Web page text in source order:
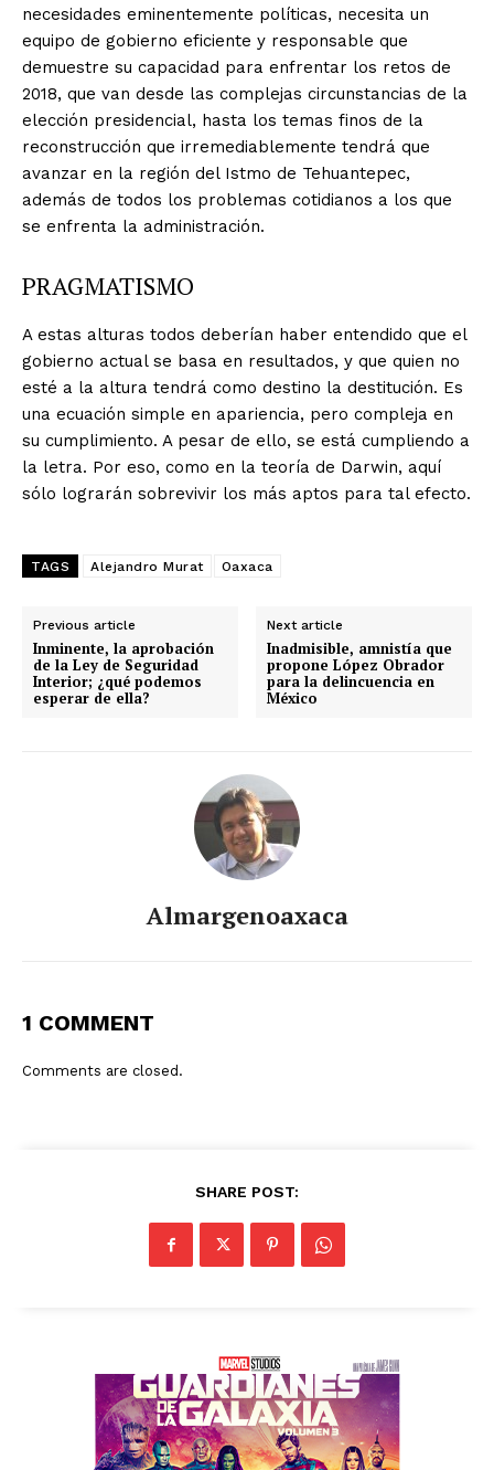
necesidades eminentemente políticas, necesita un
equipo de gobierno eficiente y responsable que
demuestre su capacidad para enfrentar los retos de
2018, que van desde las complejas circunstancias de la
elección presidencial, hasta los temas finos de la
reconstrucción que irremediablemente tendrá que
avanzar en la región del Istmo de Tehuantepec,
además de todos los problemas cotidianos a los que
se enfrenta la administración.
PRAGMATISMO
A estas alturas todos deberían haber entendido que el
gobierno actual se basa en resultados, y que quien no
esté a la altura tendrá como destino la destitución. Es
una ecuación simple en apariencia, pero compleja en
su cumplimiento. A pesar de ello, se está cumpliendo a
la letra. Por eso, como en la teoría de Darwin, aquí
sólo lograrán sobrevivir los más aptos para tal efecto.
TAGS Alejandro Murat Oaxaca
Previous article
Inminente, la aprobación
de la Ley de Seguridad
Interior; ¿qué podemos
esperar de ella?
Next article
Inadmisible, amnistía que
propone López Obrador
para la delincuencia en
México
Almargenoaxaca
1 COMMENT
Comments are closed.
SHARE POST: